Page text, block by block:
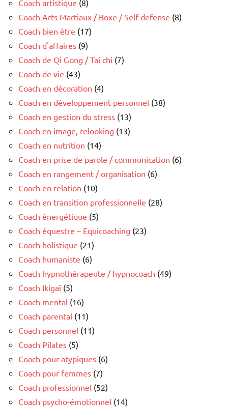
Coach artistique (8)
Coach Arts Martiaux / Boxe / Self defense (8)
Coach bien être (17)
Coach d'affaires (9)
Coach de Qi Gong / Tai chi (7)
Coach de vie (43)
Coach en décoration (4)
Coach en développement personnel (38)
Coach en gestion du stress (13)
Coach en image, relooking (13)
Coach en nutrition (14)
Coach en prise de parole / communication (6)
Coach en rangement / organisation (6)
Coach en relation (10)
Coach en transition professionnelle (28)
Coach énergétique (5)
Coach équestre – Equicoaching (23)
Coach holistique (21)
Coach humaniste (6)
Coach hypnothérapeute / hypnocoach (49)
Coach Ikigaï(5)
Coach mental (16)
Coach parental (11)
Coach personnel (11)
Coach Pilates (5)
Coach pour atypiques (6)
Coach pour femmes (7)
Coach professionnel (52)
Coach psycho-émotionnel (14)